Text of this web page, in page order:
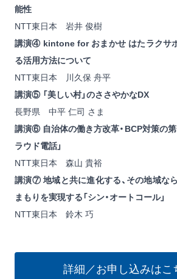
能性
NTT東日本 岩井 俊樹
講演④ kintone for おまかせ はたラクサ
る活用方法について
NTT東日本 川久保 舟平
講演⑤ 「美しい村」のささやかなDX
長野県 中平 仁司 さま
講演⑥ 自治体の働き方改革・BCP対策の第
ラウド電話」
NTT東日本 森山 貴裕
講演⑦ 地域と共に進化する、その地域なら
まもりを実現する「シン・オートコール」
NTT東日本 鈴木 巧
詳細／お申し込みはこ